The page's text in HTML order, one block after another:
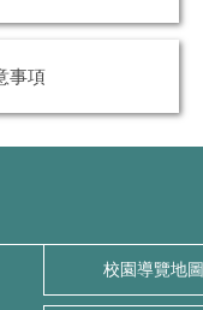
事項
校園導覽地圖